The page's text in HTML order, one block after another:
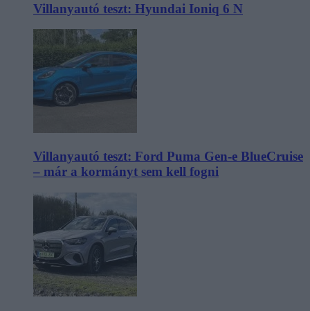
Villanyautó teszt: Hyundai Ioniq 6 N
Villanyautó teszt: Ford Puma Gen-e BlueCruise
– már a kormányt sem kell fogni